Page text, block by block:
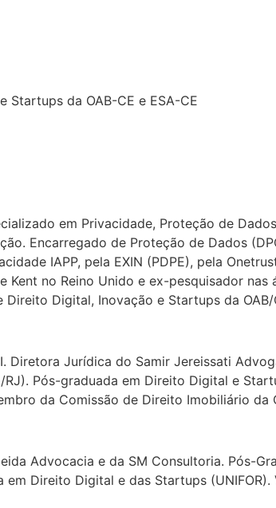
Startups da OAB-CE e ESA-CE
em Privacidade, Proteção de
Encarregado de Proteção de Dados
IAPP, pela EXIN (PDPE), pela
no Reino Unido e ex-pesquisador
Digital, Inovação e Startups da OAB/
Diretora Jurídica do Samir Jereissati
Pós-graduada em Direito Digital e
da Comissão de Direito Imobiliário da
Advocacia e da SM Consultoria. Pós-
em Direito Digital e das Startups